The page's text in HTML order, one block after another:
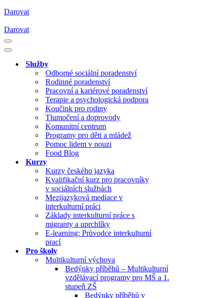
Darovat
Darovat
Navigační
menu
Navigační
Služby
Odborné sociální poradenství
Rodinné poradenství
Pracovní a kariérové poradenství
Terapie a psychologická podpora
Koučink pro rodiny
Tlumočení a doprovody
Komunitní centrum
Programy pro děti a mládež
Pomoc lidem v nouzi
Food Blog
Kurzy
Kurzy českého jazyka
Kvalifikační kurz pro pracovníky
v sociálních službách
Mezijazyková mediace v
interkulturní práci
Základy interkulturní práce s
migranty a uprchlíky
E-learning: Průvodce interkulturní
prací
Pro školy
Multikulturní výchova
Bedýnky příběhů – Multikulturní
vzdělávací programy pro MŠ a 1.
stupeň ZŠ
Bedýnky příběhů v